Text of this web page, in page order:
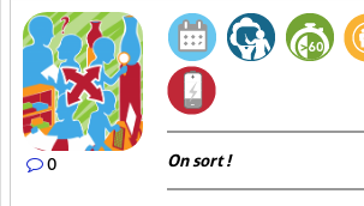
0 On sort !